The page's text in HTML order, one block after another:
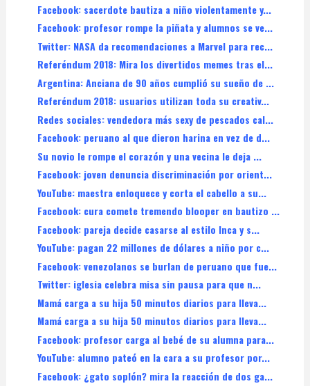
Facebook: sacerdote bautiza a niño violentamente y...
Facebook: profesor rompe la piñata y alumnos se ve...
Twitter: NASA da recomendaciones a Marvel para rec...
Referéndum 2018: Mira los divertidos memes tras el...
Argentina: Anciana de 90 años cumplió su sueño de ...
Referéndum 2018: usuarios utilizan toda su creativ...
Redes sociales: vendedora más sexy de pescados cal...
Facebook: peruano al que dieron harina en vez de d...
Su novio le rompe el corazón y una vecina le deja ...
Facebook: joven denuncia discriminación por orient...
YouTube: maestra enloquece y corta el cabello a su...
Facebook: cura comete tremendo blooper en bautizo ...
Facebook: pareja decide casarse al estilo Inca y s...
YouTube: pagan 22 millones de dólares a niño por c...
Facebook: venezolanos se burlan de peruano que fue...
Twitter: iglesia celebra misa sin pausa para que n...
Mamá carga a su hija 50 minutos diarios para lleva...
Mamá carga a su hija 50 minutos diarios para lleva...
Facebook: profesor carga al bebé de su alumna para...
YouTube: alumno pateó en la cara a su profesor por...
Facebook: ¿gato soplón? mira la reacción de dos ga...